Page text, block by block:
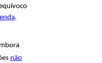
.
não